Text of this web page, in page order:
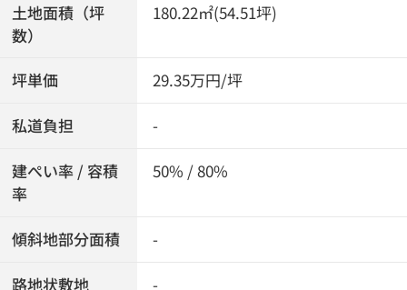
土地面積（坪
数）
180.22㎡(54.51坪)
坪単価 29.35万円/坪
私道負担 -
建ぺい率 / 容積
率
50% / 80%
傾斜地部分面積 -
路地状敷地 -